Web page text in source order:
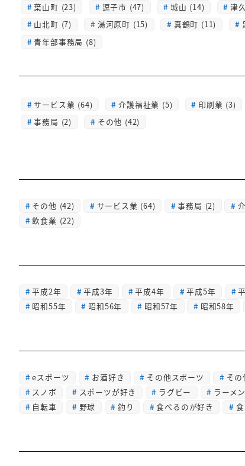
葉山町 (23)
逗子市 (47) 城山 (14) 津
山北町 (7)
湯河原町 (15) 真鶴町 (11)
青年部事務局 (8)
サービス業 (64) 介護福祉業 (5) 印刷業 (3)
事務局 (2)
その他 (42)
その他 (42) サービス業 (64) 事務局 (2)
飲食業 (22)
平成2年 平成3年 平成4年 平成5年
昭和55年
昭和56年 昭和57年 昭和58年
eスポーツ お酒好き その他スポーツ その
スノボ
スポーツが好き ラグビー ラーメン
自転車
野球 釣り 食べるのが好き